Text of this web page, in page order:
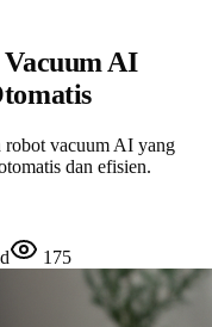
AI
robot vacuum AI yang
dan efisien.
175